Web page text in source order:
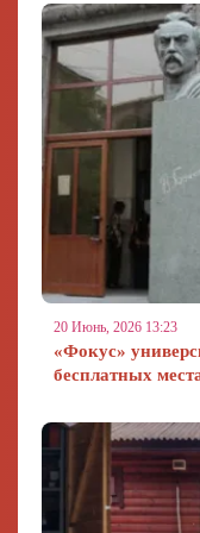
20 Июнь, 2026 13:23
«Фокус»
бесплатных